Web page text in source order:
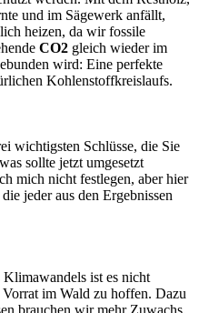
und im Sägewerk anfällt,
heizen, da wir fossile
CO2 gleich wieder im
wird: Eine perfekte
Kohlenstoffkreislaufs.
wichtigsten Schlüsse, die Sie
sollte jetzt umgesetzt
mich nicht festlegen, aber hier
jeder aus den Ergebnissen
ist es nicht
im Wald zu hoffen. Dazu
brauchen wir mehr Zuwachs.